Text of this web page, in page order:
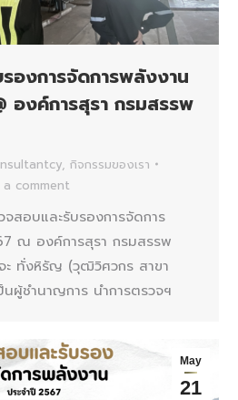
องการจัดการพลังงาน
องค์การสุรา กรมสรรพ
, กิจกรรมของเรา
a comment
จสอบและรับรองการจัดการ
ณ องค์การสุรา กรมสรรพ
ทั่งหิรัญ (วุฒิวิศวกร สาขา
นผู้ชำนาญการ นำการตรวจฯ
May
21